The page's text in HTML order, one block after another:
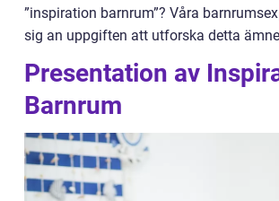
”inspiration barnrum”? Våra
sig an uppgiften att utforska detta
Presentation av
Barnrum